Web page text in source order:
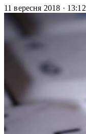
11 вересня 2018 · 13:12